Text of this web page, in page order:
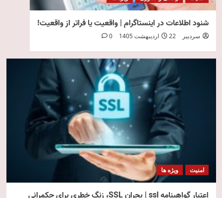
شنود اطلاعات در اینستاگرام | واقعیت یا فراتر از واقعیت!
سردبیر 22 اردیبهشت 1405 0
امنیت ویژه ها